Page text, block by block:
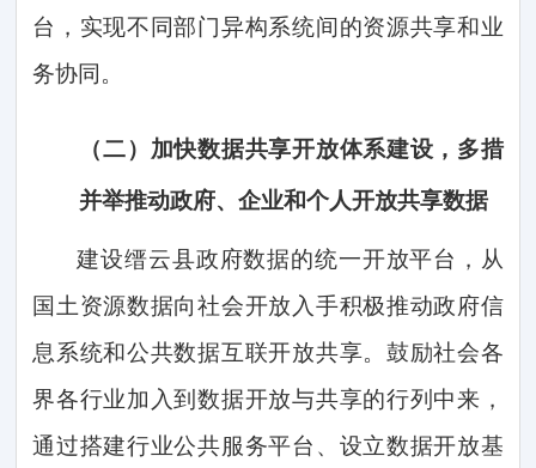
台，实现不同部门异构系统间的资源共享和业
务协同。
（二） 加快数据共享开放体系建设，多措
并举推动政府、企业和个人开放共享数据
建设缙云县政府数据的统一开放平台，从
国土资源数据向社会开放入手积极推动政府信
息系统和公共数据互联开放共享。鼓励社会各
界各行业加入到数据开放与共享的行列中来，
通过搭建行业公共服务平台、设立数据开放基